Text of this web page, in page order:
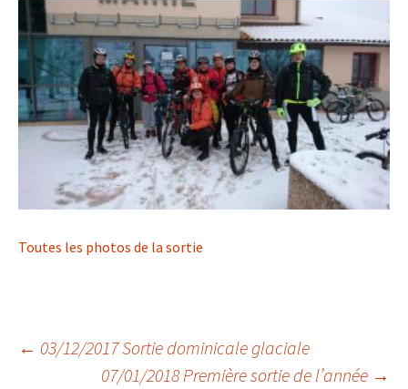
Toutes les photos de la sortie
Navigation
← 03/12/2017 Sortie dominicale glaciale
07/01/2018 Première sortie de l’année →